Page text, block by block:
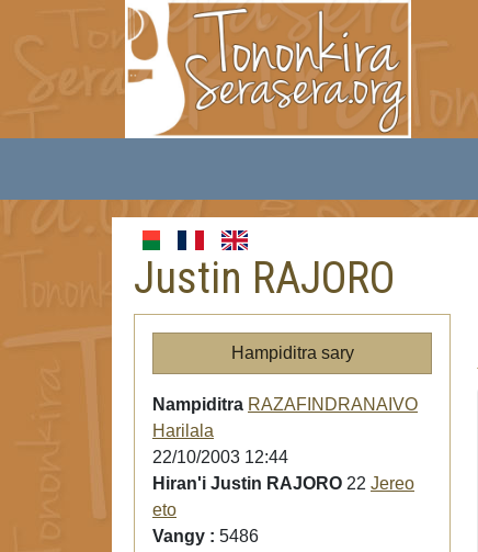
Justin RAJORO
Hampiditra sary
Nampiditra RAZAFINDRANAIVO
Harilala
22/10/2003 12:44
Hiran'i Justin RAJORO 22 Jereo
eto
Vangy : 5486